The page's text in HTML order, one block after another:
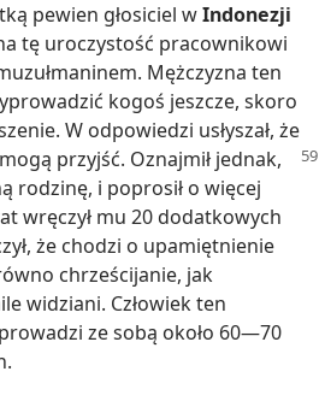
pewien głosiciel wIndonezji
tę uroczystość pracownikowi
Mężczyzna ten
kogoś jeszcze, skoro
W odpowiedzi usłyszał, że
przyjść. Oznajmił jednak,
rodzinę, i poprosił o więcej
wręczył mu 20 dodatkowych
że chodzi o upamiętnienie
chrześcijanie, jak
widziani. Człowiek ten
ze sobą około 60—70